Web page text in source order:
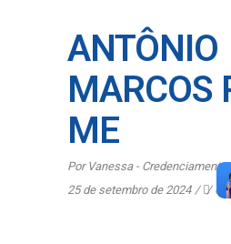
ANTÔNIO
MARCOS
ME
Por Vanessa - Credenciamento
25 de setembro de 2024
0